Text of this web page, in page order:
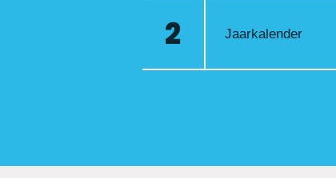
Jaarkalender